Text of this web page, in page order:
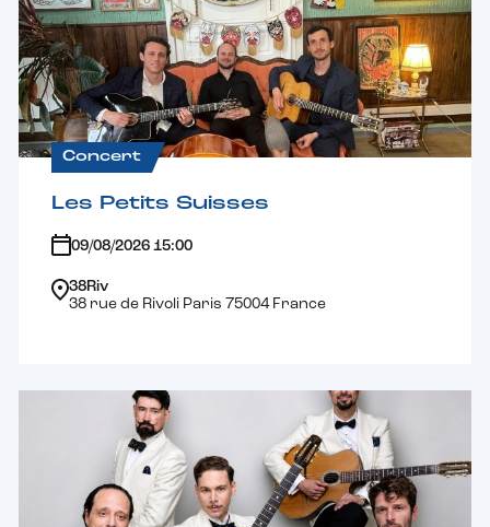
Concert
Les Petits Suisses
09/08/2026 15:00
38Riv
38 rue de Rivoli Paris 75004 France